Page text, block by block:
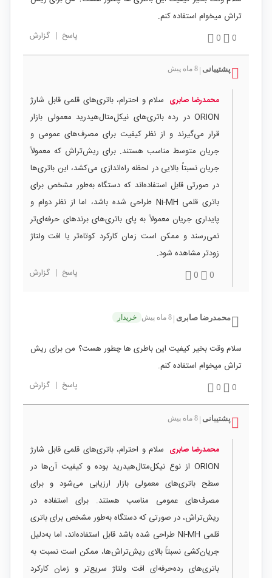
تراش میخوام استفاده کنم.
0
0 پاسخ | گزارش
پشتیبانی 8 ماه پیش
محمدرضا صابری سلام و احترام، باتری‌های قلمی قابل شارژ
ORION در رده باتری‌های نیکل‌متال‌هیدرید معمولی بازار
قرار می‌گیرند و از نظر کیفیت برای مصرف‌های عمومی و
جریان متوسط مناسب هستند. برای ریش‌تراش که معمولاً
جریان نسبتاً بالایی در لحظه راه‌اندازی می‌کشد، این باتری‌ها
در صورتی قابل استفاده‌اند که دستگاه به‌طور مشخص برای
باتری قلمی Ni-MH طراحی شده باشد، اما از نظر دوام و
پایداری جریان معمولاً به پای باتری‌های برندهای حرفه‌ای‌تر
نمی‌رسند و ممکن است زمان کارکرد کوتاه‌تر یا افت ولتاژ
زودتر مشاهده شود.
0
0 پاسخ | گزارش
محمدرضا صابری 8 ماه پیش خریدار
سلام وقت بخیر کیفیت این باطری ها چطور هست؟ من برای ریش
تراش میخوام استفاده کنم.
0
0 پاسخ | گزارش
پشتیبانی 8 ماه پیش
محمدرضا صابری سلام و احترام، باتری‌های قلمی قابل شارژ
ORION از نوع نیکل‌متال‌هیدرید بوده و کیفیت آن‌ها در
سطح باتری‌های معمولی بازار ارزیابی می‌شود و برای
مصرف‌های عمومی مناسب هستند. برای استفاده در
ریش‌تراش، در صورتی که دستگاه به‌طور مشخص برای باتری
قلمی Ni-MH طراحی شده باشد قابل استفاده‌اند، اما به‌دلیل
جریان‌کشی نسبتاً بالای ریش‌تراش‌ها، ممکن است نسبت به
باتری‌های رده‌حرفه‌ای افت ولتاژ سریع‌تر و زمان کارکرد